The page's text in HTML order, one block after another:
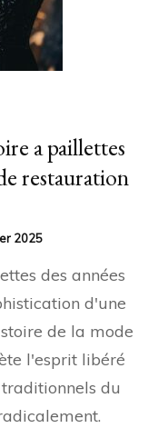
a paillettes
restauration
2025
des années
d'une
de la mode
l'esprit libéré
du